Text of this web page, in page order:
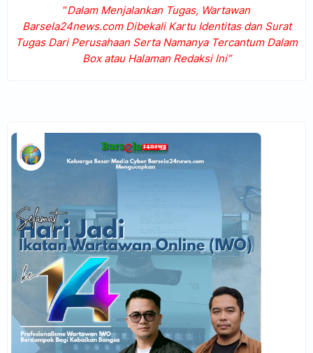
“Dalam Menjalankan Tugas, Wartawan
Barsela24news.com Dibekali Kartu Identitas dan Surat
Tugas Dari Perusahaan Serta Namanya Tercantum Dalam
Box atau Halaman Redaksi Ini”